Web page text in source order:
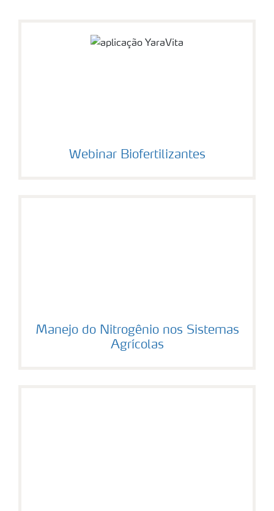
Webinar Biofertilizantes
Manejo do Nitrogênio nos Sistemas
Agrícolas